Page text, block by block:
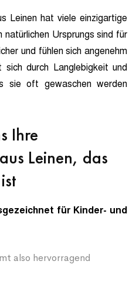
Leinen hat viele einzigartige
natürlichen Ursprungs sind für
und fühlen sich angenehm
durch Langlebigkeit und
sie oft gewaschen werden
Ihre
Leinen, das
für Kinder- und
also hervorragend